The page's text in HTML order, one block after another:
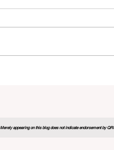
Merely appearing on this blog does not indicate endorsement by